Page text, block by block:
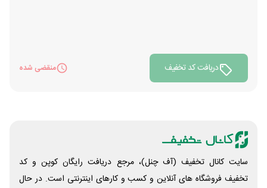
دریافت کد تخفیف منقضی شده
سایت کانال تخفیف (آف چنل)، مرجع دریافت رایگان کوپن و کد
تخفیف فروشگاه های آنلاین و کسب و‌ کارهای اینترنتی است. در حال